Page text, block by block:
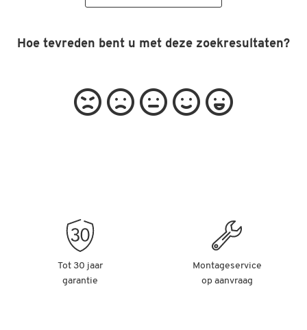
Hoe tevreden bent u met deze zoekresultaten?
Tot 30 jaar
garantie
Montageservice
op aanvraag